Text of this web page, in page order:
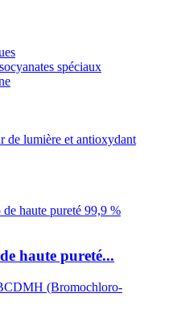
spéciaux
de lumière et antioxydant
haute pureté...